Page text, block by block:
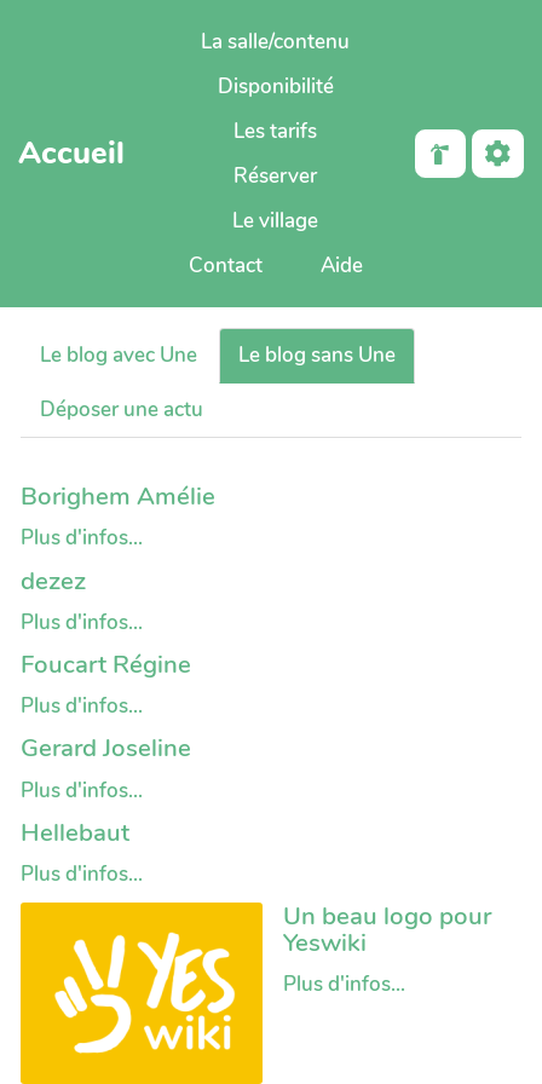
Aller au contenu principal
Accueil
La salle/contenu
Disponibilité
Les tarifs
Réserver
Le village
Contact
Aide
Le blog avec Une
Le blog sans Une
Déposer une actu
Borighem Amélie
Plus d'infos...
dezez
Plus d'infos...
Foucart Régine
Plus d'infos...
Gerard Joseline
Plus d'infos...
Hellebaut
Plus d'infos...
Un beau logo pour
Yeswiki
Plus d'infos...